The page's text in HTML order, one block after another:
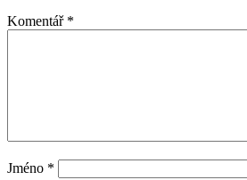
Komentář *
Jméno *